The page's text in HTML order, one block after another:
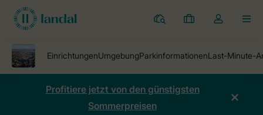
Ferienparks
Meine
Dropdown-
öffnen
Profitiere jetzt von den günstigsten
Sommerpreisen